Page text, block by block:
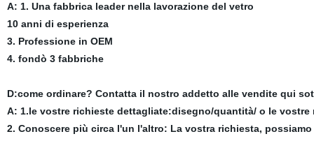
A: 1. Una fabbrica leader nella lavorazione del vetro
10 anni di esperienza
3. Professione in OEM
4. fondò 3 fabbriche
D:come ordinare? Contatta il nostro addetto alle vendite qui
A: 1.le vostre richieste dettagliate:disegno/quantità/ o le vostre
2. Conoscere più circa l'un l'altro: La vostra richiesta,